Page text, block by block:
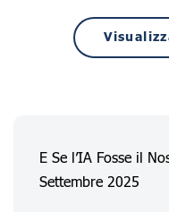
E Se l’IA Fosse il
Settembre 2025